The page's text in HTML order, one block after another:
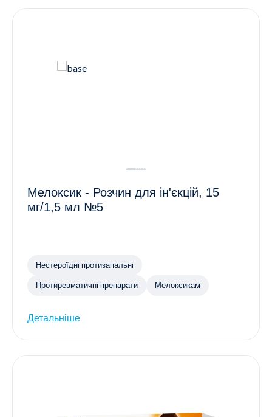
Мелоксик - Розчин для ін'єкцій, 15
мг/1,5 мл №5
Нестероїдні протизапальні
Протиревматичні препарати Мелоксикам
Детальніше